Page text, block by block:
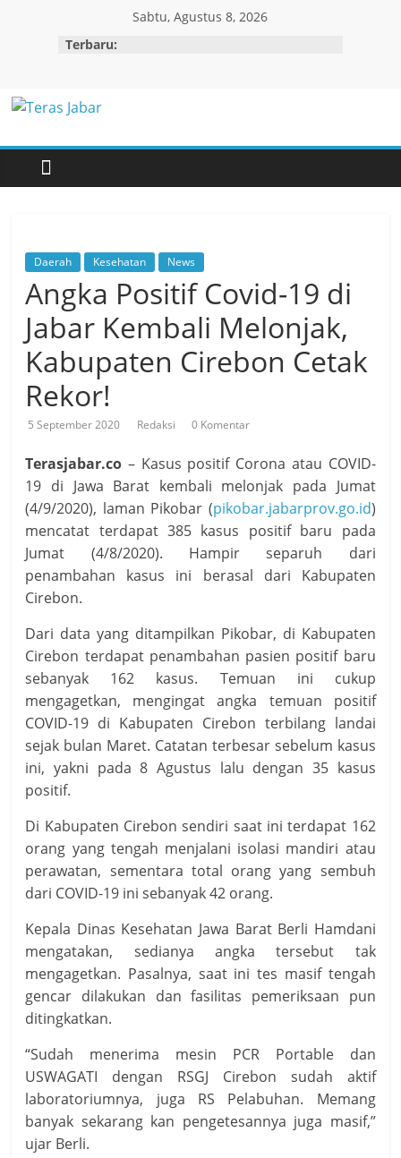
Sabtu, Agustus 8, 2026
Terbaru:
Teras
Jabar
Daerah Kesehatan News
Angka Positif Covid-19 di
Jabar Kembali Melonjak,
Kabupaten Cirebon Cetak
Rekor!
5 September 2020 Redaksi 0 Komentar
Terasjabar.co – Kasus positif Corona atau COVID-
19 di Jawa Barat kembali melonjak pada Jumat
(4/9/2020), laman Pikobar (pikobar.jabarprov.go.id)
mencatat terdapat 385 kasus positif baru pada
Jumat (4/8/2020). Hampir separuh dari
penambahan kasus ini berasal dari Kabupaten
Cirebon.
Dari data yang ditampilkan Pikobar, di Kabupaten
Cirebon terdapat penambahan pasien positif baru
sebanyak 162 kasus. Temuan ini cukup
mengagetkan, mengingat angka temuan positif
COVID-19 di Kabupaten Cirebon terbilang landai
sejak bulan Maret. Catatan terbesar sebelum kasus
ini, yakni pada 8 Agustus lalu dengan 35 kasus
positif.
Di Kabupaten Cirebon sendiri saat ini terdapat 162
orang yang tengah menjalani isolasi mandiri atau
perawatan, sementara total orang yang sembuh
dari COVID-19 ini sebanyak 42 orang.
Kepala Dinas Kesehatan Jawa Barat Berli Hamdani
mengatakan, sedianya angka tersebut tak
mengagetkan. Pasalnya, saat ini tes masif tengah
gencar dilakukan dan fasilitas pemeriksaan pun
ditingkatkan.
“Sudah menerima mesin PCR Portable dan
USWAGATI dengan RSGJ Cirebon sudah aktif
laboratoriumnya, juga RS Pelabuhan. Memang
banyak sekarang kan pengetesannya juga masif,”
ujar Berli.